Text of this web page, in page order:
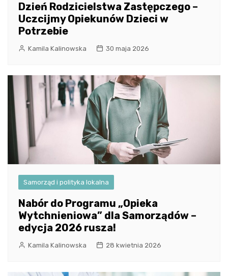
Dzień Rodzicielstwa Zastępczego –
Uczcijmy Opiekunów Dzieci w
Potrzebie
Kamila Kalinowska 30 maja 2026
Samorząd i polityka lokalna
Nabór do Programu „Opieka
Wytchnieniowa” dla Samorządów –
edycja 2026 rusza!
Kamila Kalinowska 28 kwietnia 2026